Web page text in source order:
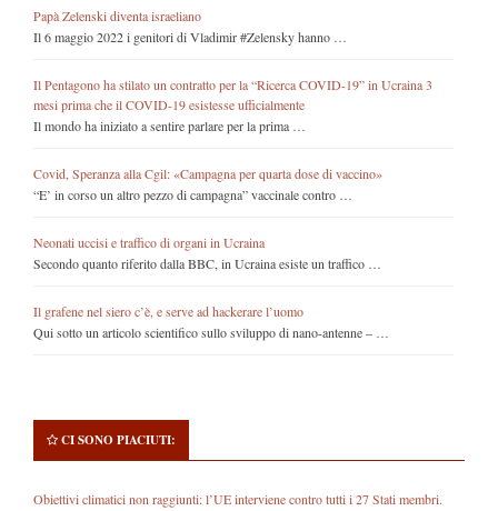
Papà Zelenski diventa israeliano
Il 6 maggio 2022 i genitori di Vladimir #Zelensky hanno …
Il Pentagono ha stilato un contratto per la “Ricerca COVID-19” in Ucraina 3
mesi prima che il COVID-19 esistesse ufficialmente
Il mondo ha iniziato a sentire parlare per la prima …
Covid, Speranza alla Cgil: «Campagna per quarta dose di vaccino»
“E’ in corso un altro pezzo di campagna” vaccinale contro …
Neonati uccisi e traffico di organi in Ucraina
Secondo quanto riferito dalla BBC, in Ucraina esiste un traffico …
Il grafene nel siero c’è, e serve ad hackerare l’uomo
Qui sotto un articolo scientifico sullo sviluppo di nano-antenne – …
CI SONO PIACIUTI:
Obiettivi climatici non raggiunti: l’UE interviene contro tutti i 27 Stati membri.